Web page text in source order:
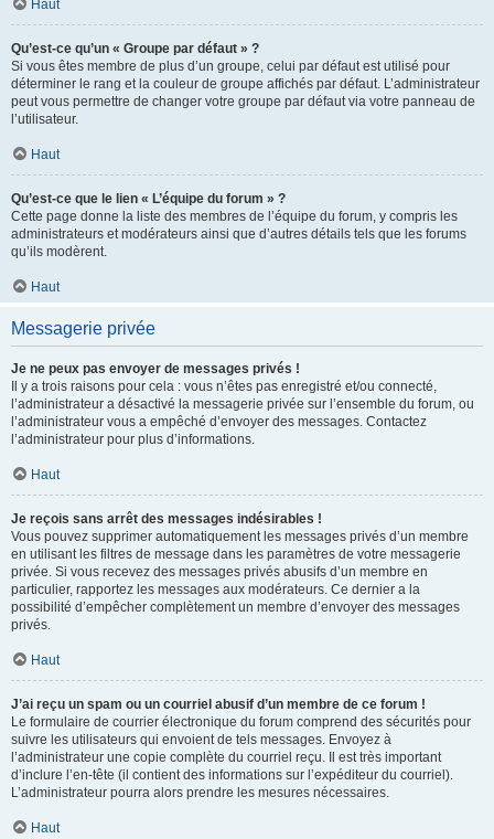
Haut
Qu’est-ce qu’un « Groupe par défaut » ?
Si vous êtes membre de plus d’un groupe, celui par défaut est utilisé pour
déterminer le rang et la couleur de groupe affichés par défaut. L’administrateur
peut vous permettre de changer votre groupe par défaut via votre panneau de
l’utilisateur.
Haut
Qu’est-ce que le lien « L’équipe du forum » ?
Cette page donne la liste des membres de l’équipe du forum, y compris les
administrateurs et modérateurs ainsi que d’autres détails tels que les forums
qu’ils modèrent.
Haut
Messagerie privée
Je ne peux pas envoyer de messages privés !
Il y a trois raisons pour cela : vous n’êtes pas enregistré et/ou connecté,
l’administrateur a désactivé la messagerie privée sur l’ensemble du forum, ou
l’administrateur vous a empêché d’envoyer des messages. Contactez
l’administrateur pour plus d’informations.
Haut
Je reçois sans arrêt des messages indésirables !
Vous pouvez supprimer automatiquement les messages privés d’un membre
en utilisant les filtres de message dans les paramètres de votre messagerie
privée. Si vous recevez des messages privés abusifs d’un membre en
particulier, rapportez les messages aux modérateurs. Ce dernier a la
possibilité d’empêcher complètement un membre d’envoyer des messages
privés.
Haut
J’ai reçu un spam ou un courriel abusif d’un membre de ce forum !
Le formulaire de courrier électronique du forum comprend des sécurités pour
suivre les utilisateurs qui envoient de tels messages. Envoyez à
l’administrateur une copie complète du courriel reçu. Il est très important
d’inclure l’en-tête (il contient des informations sur l’expéditeur du courriel).
L’administrateur pourra alors prendre les mesures nécessaires.
Haut